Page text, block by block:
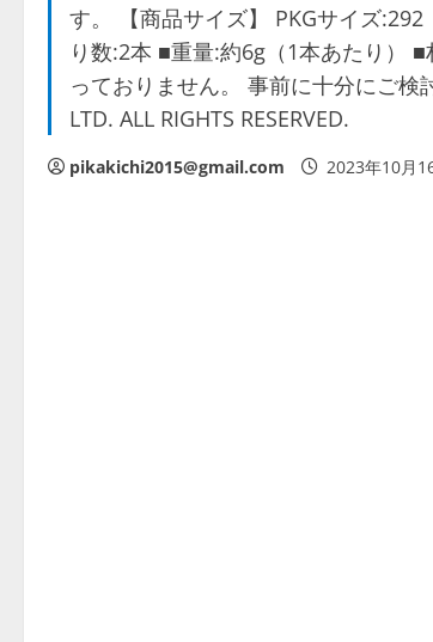
す。 【商品サイズ】 PKGサイズ
り数:2本 ■重量:約6g（1本あたり）
っておりません。 事前に十分にご検
LTD. ALL RIGHTS RESERVED.
pikakichi2015@gmail.com 2023年10月